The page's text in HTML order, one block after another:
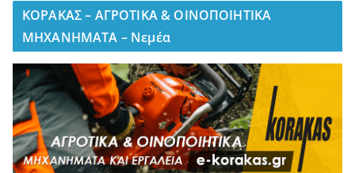
ΚΟΡΑΚΑΣ – ΑΓΡΟΤΙΚΑ & ΟΙΝΟΠΟΙΗΤΙΚΑ
ΜΗΧΑΝΗΜΑΤΑ – Νεμέα